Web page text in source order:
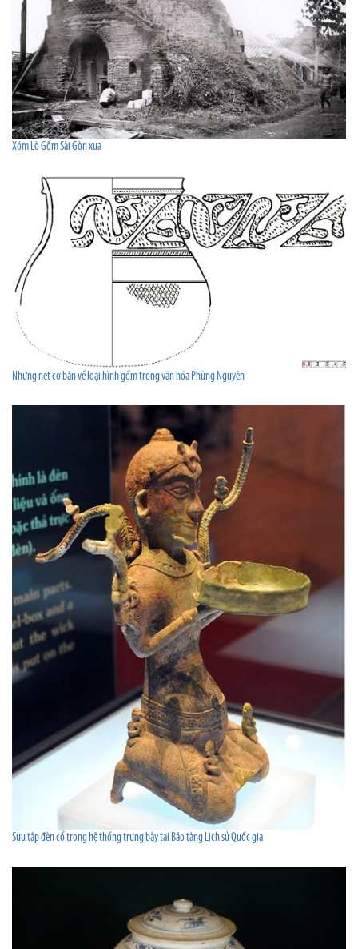
Xóm Lò Gốm Sài Gòn xưa
Những nét cơ bản về loại hình gốm trong văn hóa Phùng Nguyên
Sưu tập đèn cổ trong hệ thống trưng bày tại Bảo tàng Lịch sử Quốc gia